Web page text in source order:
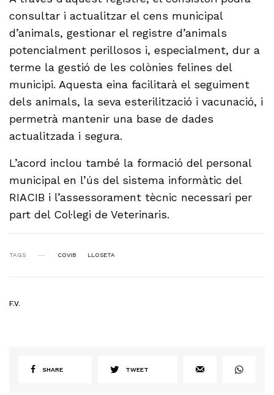
consultar i actualitzar el cens municipal
d’animals, gestionar el registre d’animals
potencialment perillosos i, especialment, dur a
terme la gestió de les colònies felines del
municipi. Aquesta eina facilitarà el seguiment
dels animals, la seva esterilització i vacunació, i
permetrà mantenir una base de dades
actualitzada i segura.
L’acord inclou també la formació del personal
municipal en l’ús del sistema informàtic del
RIACIB i l’assessorament tècnic necessari per
part del Col·legi de Veterinaris.
TAGS COVIB LLOSETA
F.V.
SHARE TWEET